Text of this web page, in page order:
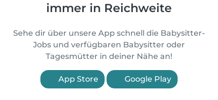
immer in Reichweite
Sehe dir über unsere App schnell die Babysitter-
Jobs und verfügbaren Babysitter oder
Tagesmütter in deiner Nähe an!
App Store Google Play